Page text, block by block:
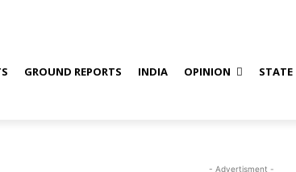
GROUND REPORTS INDIA OPINION STATE
- Advertisment -